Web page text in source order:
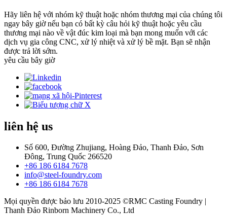
Hãy liên hệ với nhóm kỹ thuật hoặc nhóm thương mại của chúng tôi
ngay bây giờ nếu bạn có bất kỳ câu hỏi kỹ thuật hoặc yêu cầu
thương mại nào về vật đúc kim loại mà bạn mong muốn với các
dịch vụ gia công CNC, xử lý nhiệt và xử lý bề mặt. Bạn sẽ nhận
được trả lời sớm.
yêu cầu bây giờ
liên hệ us
Số 600, Đường Zhujiang, Hoàng Đảo, Thanh Đảo, Sơn
Đông, Trung Quốc 266520
+86 186 6184 7678
info@steel-foundry.com
+86 186 6184 7678
Mọi quyền được bảo lưu 2010-2025 ©RMC Casting Foundry |
Thanh Đảo Rinborn Machinery Co., Ltd